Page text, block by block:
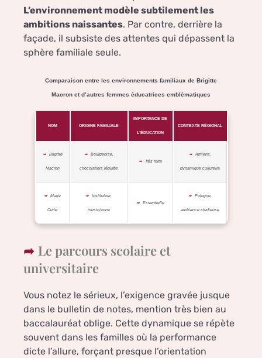
L’environnement modèle subtilement les
ambitions naissantes. Par contre, derrière la
façade, il subsiste des attentes qui dépassent la
sphère familiale seule.
Comparaison entre les environnements familiaux de Brigitte
Macron et d’autres femmes éducatrices emblématiques
NOM ORIGINE FAMILIALE
IMPORTANCE DE
L’ÉDUCATION
CONTEXTE RÉGIONAL
Brigitte
Macron
Bourgeoise,
chocolatiers réputés
Très forte
Amiens,
dynamique culturelle
Marie
Curie
Instituteur,
musicienne
Essentielle
Pologne,
ambiance studieuse
Le parcours scolaire et
universitaire
Vous notez le sérieux, l’exigence gravée jusque
dans le bulletin de notes, mention très bien au
baccalauréat oblige. Cette dynamique se répète
souvent dans les familles où la performance
dicte l’allure, forçant presque l’orientation